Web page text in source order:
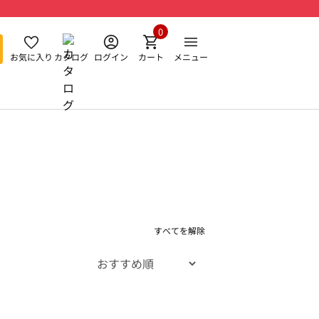
お気に入り カタログ ログイン カート
0
メニュー
すべてを解除